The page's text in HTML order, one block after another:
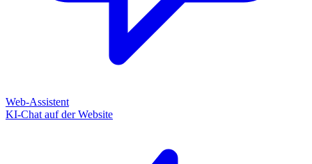
Web-Assistent
KI-Chat auf der Website